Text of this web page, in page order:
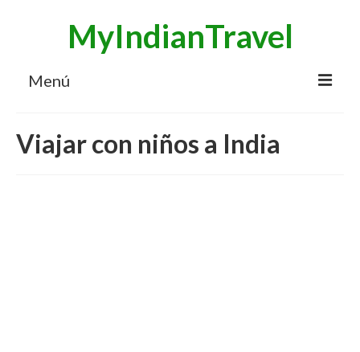
MyIndianTravel
Menú
MI BLOG VIAJES INDIA
Viajar con niños a India